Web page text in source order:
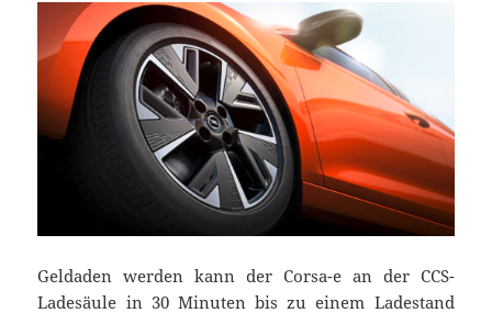
Geldaden werden kann der Corsa-e an der CCS-
Ladesäule in 30 Minuten bis zu einem Ladestand